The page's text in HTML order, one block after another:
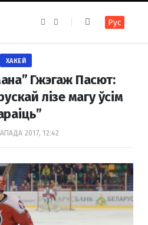
e
k
t
a
m
Рус
ХАКЕЙ
Гжэгаж Пасют:
лізе магу ўсім
2017, 12:42